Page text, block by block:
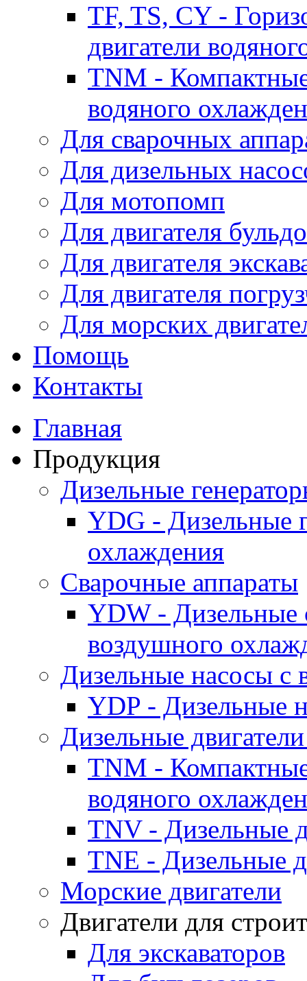
TF, TS, CY -
двигатели
TNM -
водяного
Для сварочных
Для дизельных
Для мотопомп
Для двигателя
Для двигателя
Для двигателя
Для морских
Помощь
Контакты
Главная
Продукция
Дизельные
YDG - Дизельные
охлаждения
Cварочные аппараты
YDW - Дизельные
воздушного
Дизельные насосы
YDP - Дизельные
Дизельные
TNM -
водяного
TNV - Дизельные
TNE - Дизельные
Морские двигатели
Двигатели для
Для экскаваторов